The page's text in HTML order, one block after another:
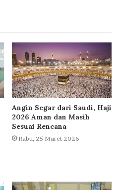
Angin Segar dari Saudi, Haji
2026 Aman dan Masih
Sesuai Rencana
Rabu, 25 Maret 2026